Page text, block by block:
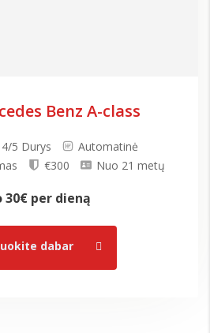
Benz A-class
4/5 Durys
Automatinė
€300 Nuo 21 metų
30€per dieną
dabar